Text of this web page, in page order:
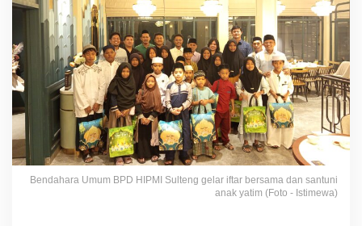
Bendahara Umum BPD HIPMI Sulteng gelar iftar bersama dan santuni
anak yatim (Foto - Istimewa)